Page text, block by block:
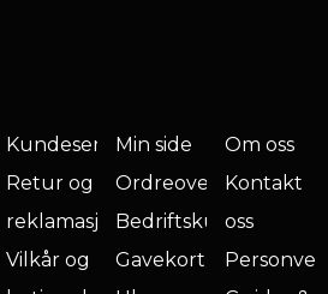
Kundeservice
Retur og
reklamasjon
Vilkår og
Min side
Ordreoversikt
Bedriftskunde
Gavekort
Om oss
Kontakt
oss
Personvern